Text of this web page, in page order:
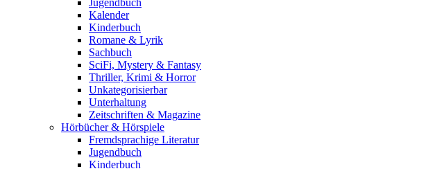
Jugendbuch
Kalender
Kinderbuch
Romane & Lyrik
Sachbuch
SciFi, Mystery & Fantasy
Thriller, Krimi & Horror
Unkategorisierbar
Unterhaltung
Zeitschriften & Magazine
Hörbücher & Hörspiele
Fremdsprachige Literatur
Jugendbuch
Kinderbuch